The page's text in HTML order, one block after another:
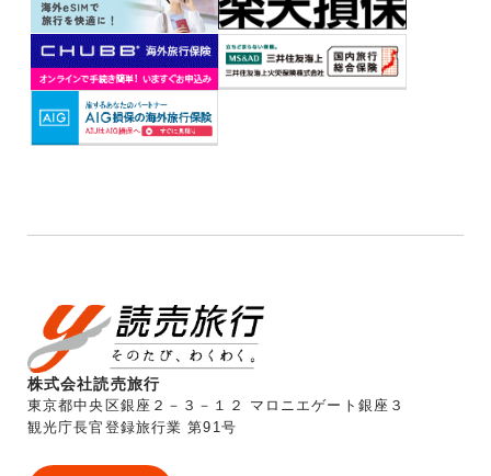
株式会社読売旅行
東京都中央区銀座２－３－１２ マロニエゲート銀座３
観光庁長官登録旅行業 第91号